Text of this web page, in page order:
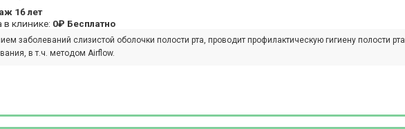
16 лет
клинике: 0₽ Бесплатно
заболеваний слизистой оболочки полости рта, проводит профилактическую гигиену полости рта
в т.ч. методом Airflow.